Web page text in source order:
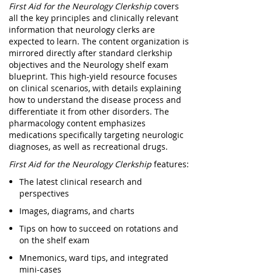
First Aid for the Neurology Clerkship covers
all the key principles and clinically relevant
information that neurology clerks are
expected to learn. The content organization is
mirrored directly after standard clerkship
objectives and the Neurology shelf exam
blueprint. This high-yield resource focuses
on clinical scenarios, with details explaining
how to understand the disease process and
differentiate it from other disorders. The
pharmacology content emphasizes
medications specifically targeting neurologic
diagnoses, as well as recreational drugs.
First Aid for the Neurology Clerkship features:
The latest clinical research and
perspectives
Images, diagrams, and charts
Tips on how to succeed on rotations and
on the shelf exam
Mnemonics, ward tips, and integrated
mini-cases